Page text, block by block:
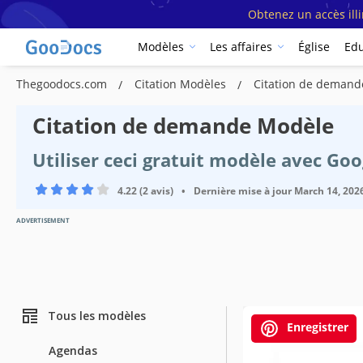
Obtenez un accès
Modèles Les affaires Église
Thegoodocs.com Citation Modèles Citation de
Citation de demande Modèle
Utiliser ceci gratuit modèle avec
4.22 (2 avis) • Dernière mise à jour March 14,
ADVERTISEMENT
Tous les modèles
Agendas
Enregistrer